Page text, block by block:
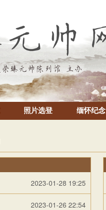
照片选登 缅怀纪念
2023-01-28 19:25
2023-01-26 22:54